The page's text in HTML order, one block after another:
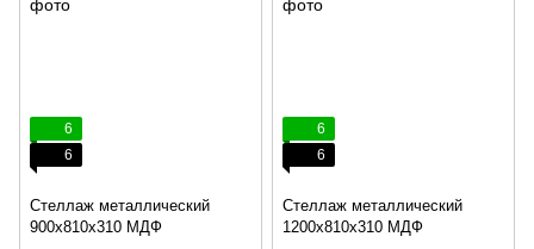
6
6
Стеллаж металлический
900х810х310 МДФ
6
6
Стеллаж металлический
1200х810х310 МДФ